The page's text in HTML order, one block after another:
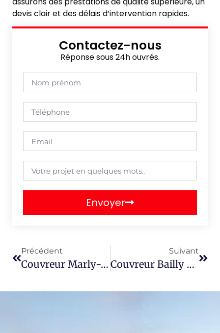
devis clair et des délais d’intervention rapides.
Contactez-nous
Réponse sous 24h ouvrés.
Envoyer
Précédent
Couvreur Marly-Le-Roi 78160
Suivant
Couvreur Bailly 78870